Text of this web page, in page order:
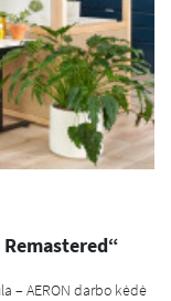
– AERON darbo kėdė